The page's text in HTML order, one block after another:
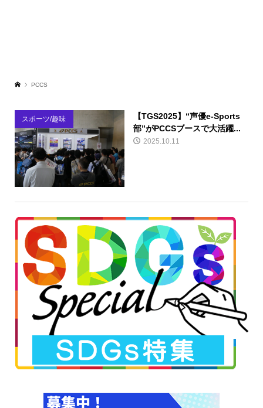
PCCS
スポーツ/趣味
【TGS2025】“声優e-Sports
部”がPCCSブースで大活躍...
2025.10.11